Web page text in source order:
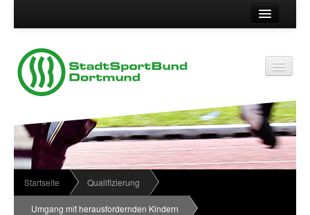
Suche
Vereinsservice
Vereinskennziffer
Passwort
Kontakt
Impressum
Datenschutz
Wir über uns
Organisationsstruktur
News
Startseite Qualifizierung
Umgang mit herausfordernden Kindern